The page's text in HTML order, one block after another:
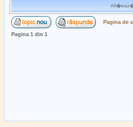
Afi�eaz�
Pagina de
Pagina 1 din 1